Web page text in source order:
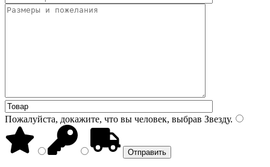
Пожалуйста, докажите, что вы человек, выбрав Звезду.